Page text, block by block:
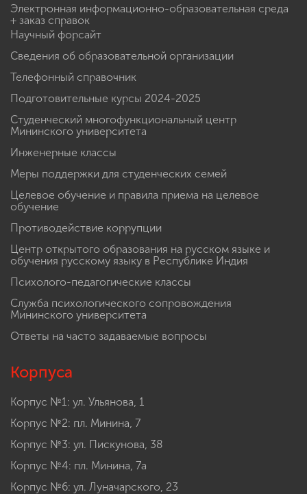
Электронная информационно-образовательная среда
+ заказ справок
Научный форсайт
Сведения об образовательной организации
Телефонный справочник
Подготовительные курсы 2024-2025
Студенческий многофункциональный центр
Мининского университета
Инженерные классы
Меры поддержки для студенческих семей
Целевое обучение и правила приема на целевое
обучение
Противодействие коррупции
Центр открытого образования на русском языке и
обучения русскому языку в Республике Индия
Психолого-педагогические классы
Служба психологического сопровождения
Мининского университета
Ответы на часто задаваемые вопросы
Корпуса
Корпус №1: ул. Ульянова, 1
Корпус №2: пл. Минина, 7
Корпус №3: ул. Пискунова, 38
Корпус №4: пл. Минина, 7а
Корпус №6: ул. Луначарского, 23